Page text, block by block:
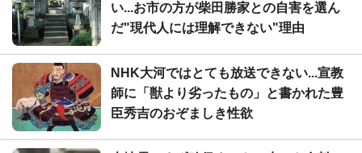
い...お市の方が柴田勝家との自害を選ん
だ"現代人には理解できない"理由
NHK大河ではとても放送できない...宣教
師に「獣より劣ったもの」と書かれた豊
臣秀吉のおぞましき性欲